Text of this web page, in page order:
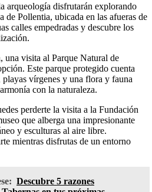
arqueología disfrutarán explorando
de Pollentia, ubicada en las afueras de
calles empedradas y descubre los
una visita al Parque Natural de
Este parque protegido cuenta
playas vírgenes y una flora y fauna
con la naturaleza.
perderte la visita a la Fundación
que alberga una impresionante
y esculturas al aire libre.
mientras disfrutas de un entorno
Descubre 5 razones